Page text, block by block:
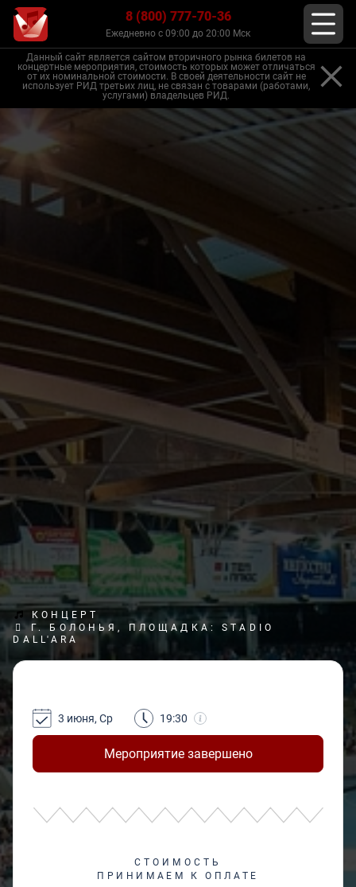
8 (800) 777-70-36
Ежедневно с 09:00 до 20:00 Мск
Данный сайт является сайтом вторичного рынка билетов на
концертные мероприятия, стоимость которых может отличаться
от их номинальной стоимости. В своей деятельности сайт не
использует РИД третьих лиц, не связан с товарами (работами,
услугами) владельцев РИД.
КОНЦЕРТ
Г. БОЛОНЬЯ, ПЛОЩАДКА: STADIO
DALL'ARA
Мероприятие завершено
3 июня, Ср 19:30
СТОИМОСТЬ
ПРИНИМАЕМ К ОПЛАТЕ